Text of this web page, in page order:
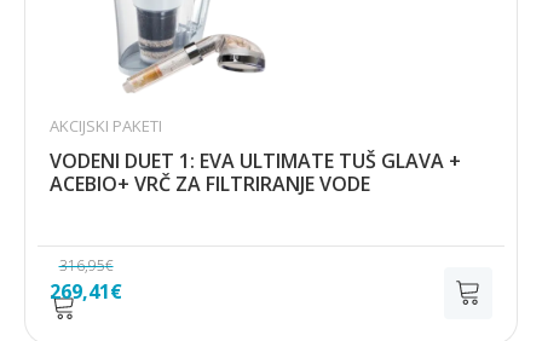
316,95€
Izvorna
cijena
269,41€Trenutna
AKCIJSKI PAKETI
VODENI DUET 1: EVA ULTIMATE TUŠ GLAVA +
ACEBIO+ VRČ ZA FILTRIRANJE VODE